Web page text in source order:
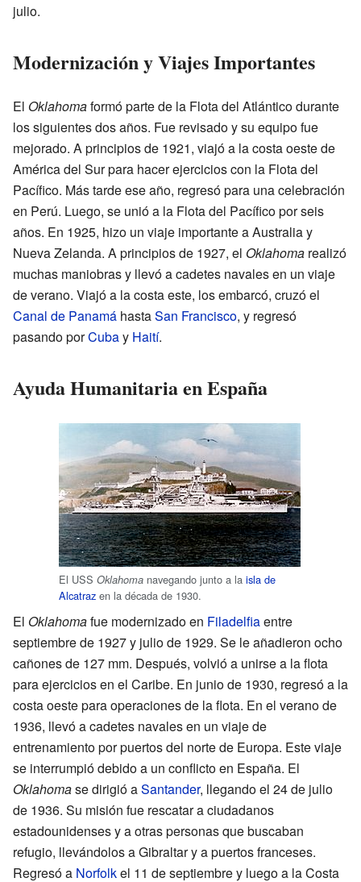
julio.
Modernización y Viajes Importantes
El Oklahomaformó parte de la Flota del Atlántico durante
los siguientes dos años. Fue revisado y su equipo fue
mejorado. A principios de 1921, viajó a la costa oeste de
América del Sur para hacer ejercicios con la Flota del
Pacífico. Más tarde ese año, regresó para una celebración
en Perú. Luego, se unió a la Flota del Pacífico por seis
años. En 1925, hizo un viaje importante a Australia y
Nueva Zelanda. A principios de 1927, el Oklahoma realizó
muchas maniobras y llevó a cadetes navales en un viaje
de verano. Viajó a la costa este, los embarcó, cruzó el
Canal de Panamá hastaSan Francisco, y regresó
pasando porCubay Haití.
Ayuda Humanitaria en España
El USS Oklahoma navegando junto a la isla de
Alcatraz en la década de 1930.
El Oklahomafue modernizado en Filadelfiaentre
septiembre de 1927 y julio de 1929. Se le añadieron ocho
cañones de 127 mm. Después, volvió a unirse a la flota
para ejercicios en el Caribe. En junio de 1930, regresó a la
costa oeste para operaciones de la flota. En el verano de
1936, llevó a cadetes navales en un viaje de
entrenamiento por puertos del norte de Europa. Este viaje
se interrumpió debido a un conflicto en España. El
Oklahomase dirigió aSantander, llegando el 24 de julio
de 1936. Su misión fue rescatar a ciudadanos
estadounidenses y a otras personas que buscaban
refugio, llevándolos a Gibraltar y a puertos franceses.
Regresó a Norfolkel 11 de septiembre y luego a la Costa